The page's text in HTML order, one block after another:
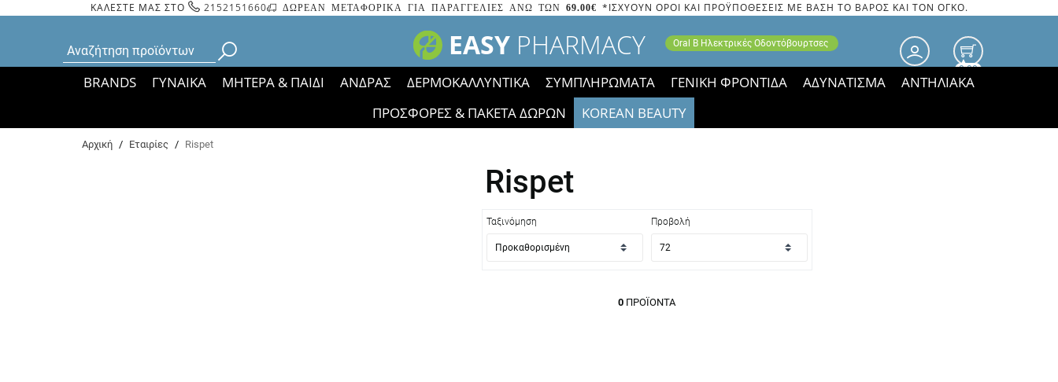
ΚΑΛΕΣΤΕ ΜΑΣ ΣΤΟ 2152151660 ΔΩΡΕΑΝ ΜΕΤΑΦΟΡΙΚΑ ΓΙΑ ΠΑΡΑΓΓΕΛΙΕΣ ΑΝΩ ΤΩΝ 69.00€ *ΙΣΧΥΟΥΝ ΟΡΟΙ ΚΑΙ ΠΡΟΫΠΟΘΕΣΕΙΣ ΜΕ ΒΑΣΗ ΤΟ ΒΑΡΟΣ ΚΑΙ ΤΟΝ ΟΓΚΟ.
EASY PHARMACY Oral B Ηλεκτρικές Οδοντόβουρτσες
0.00
BRANDS ΓΥΝΑΙΚΑ ΜΗΤΕΡΑ & ΠΑΙΔΙ ΑΝΔΡΑΣ ΔΕΡΜΟΚΑΛΛΥΝΤΙΚΑ ΣΥΜΠΛΗΡΩΜΑΤΑ ΓΕΝΙΚΗ ΦΡΟΝΤΙΔΑ ΑΔΥΝΑΤΙΣΜΑ
ΑΝΤΗΛΙΑΚΑ
ΠΡΟΣΦΟΡΕΣ & ΠΑΚΕΤΑ ΔΩΡΩΝ
KOREAN BEAUTY
Bάσει ΦΕΚ 35935/2023 τα εικονίδια των εκπτώσεων έφυγαν, οι χαμηλές μας τιμές ΠΑΡΑΜΕΝΟΥΝ!
Αρχική / Εταιρίες / Rispet
Rispet
Ταξινόμηση Προβολή
0 ΠΡΟΪΌΝΤΑ